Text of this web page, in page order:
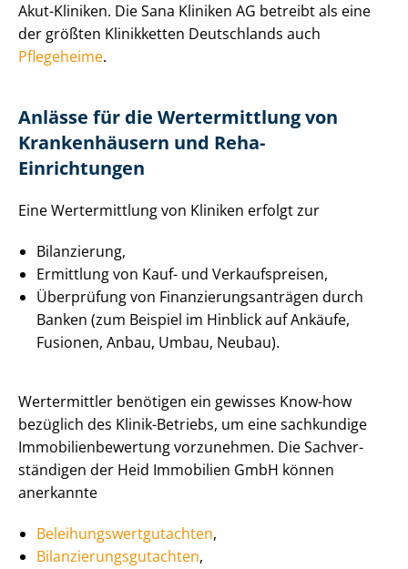
Akut-Kliniken. Die Sana Kliniken AG betreibt als eine
der größten Klinikketten Deutschlands auch
Pflegeheime.
Anlässe für die Wertermittlung von
Krankenhäusern und Reha-
Einrichtungen
Eine Wertermittlung von Kliniken erfolgt zur
Bilanzierung,
Ermittlung von Kauf- und Verkaufspreisen,
Überprüfung von Fi­nan­zie­rungs­an­trä­gen durch
Banken (zum Beispiel im Hinblick auf Ankäufe,
Fusionen, Anbau, Umbau, Neubau).
Wertermittler benötigen ein gewisses Know-how
bezüglich des Klinik-Betriebs, um eine sachkundige
Im­mo­bi­li­en­be­wer­tung vorzunehmen. Die Sach­ver­
stän­di­gen der Heid Immobilien GmbH können
anerkannte
Be­lei­hungs­wert­gut­ach­ten,
Bi­lan­zie­rungs­gut­ach­ten,